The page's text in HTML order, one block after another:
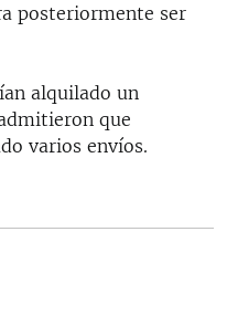
posteriormente ser
alquilado un
que
varios envíos.